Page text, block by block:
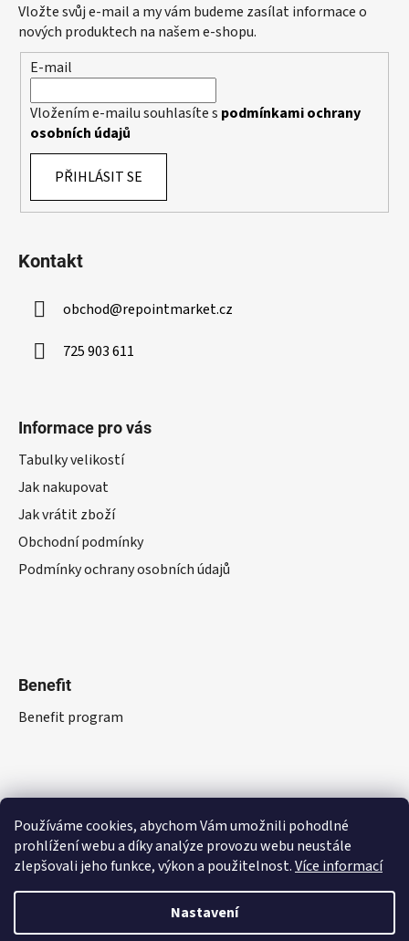
Používáme cookies, abychom Vám umožnili pohodlné
prohlížení webu a díky analýze provozu webu neustále
zlepšovali jeho funkce, výkon a použitelnost.Více informací
Nastavení
v
k
v
ý
p
Vložte svůj e-mail a my vám budeme zasílat informace o
nových produktech na našem e-shopu.
E-mail
Vložením e-mailu souhlasíte s podmínkami ochrany
osobních údajů
PŘIHLÁSIT SE
Kontakt
obchod@repointmarket.cz
725 903 611
Informace pro vás
Tabulky velikostí
Jak nakupovat
Jak vrátit zboží
Obchodní podmínky
Podmínky ochrany osobních údajů
Benefit
Benefit program